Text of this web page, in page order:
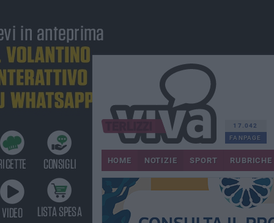
17.042
FANPAGE
HOME NOTIZIE SPORT RUBRICHE